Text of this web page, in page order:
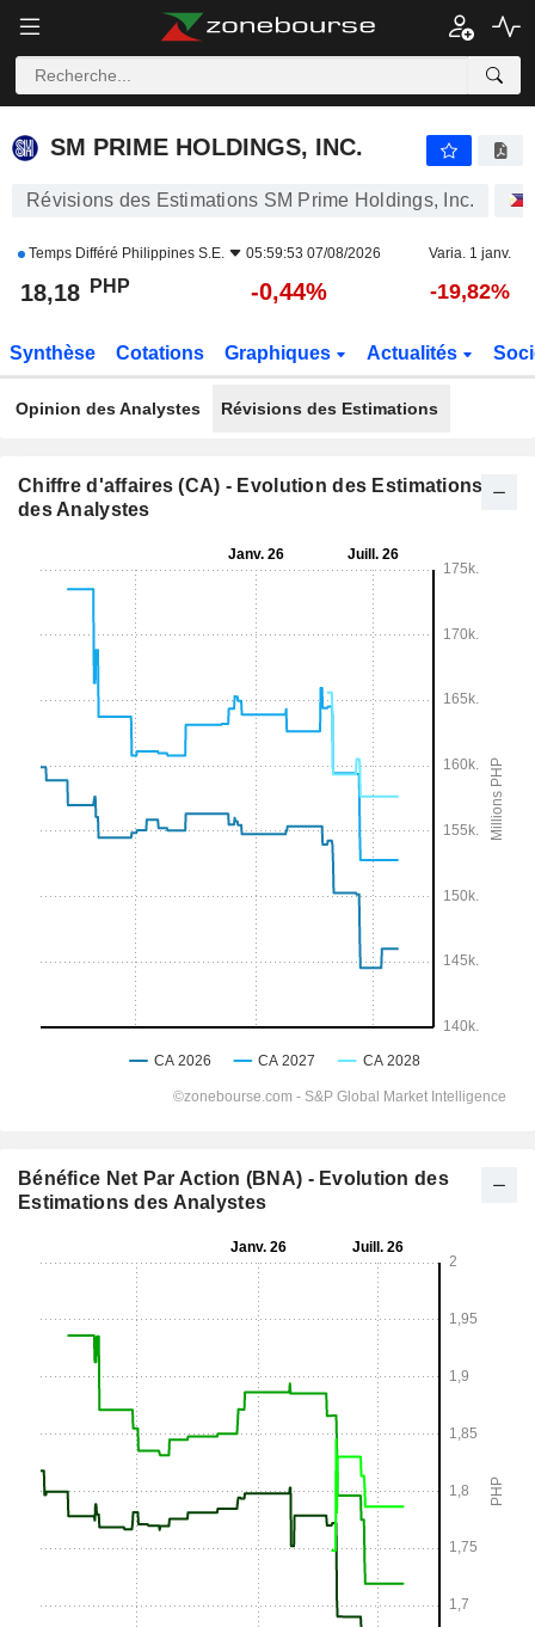
SM PRIME HOLDINGS, INC.
SM PRIME HOLDINGS, INC.
Révisions des Estimations SM Prime Holdings, Inc.
Temps Différé Philippines S.E. 05:59:53 07/08/2026 Varia. 1 janv.
18,18 PHP -0,44% -19,82%
Synthèse Cotations Graphiques Actualités
Opinion des Analystes Révisions des Estimations
Chiffre d'affaires (CA) - Evolution des Estimations
des Analystes
Bénéfice Net Par Action (BNA) - Evolution des
Estimations des Analystes